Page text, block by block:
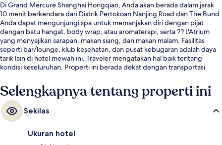
Di Grand Mercure Shanghai Hongqiao, Anda akan berada dalam jarak
10 menit berkendara dari Distrik Pertokoan Nanjing Road dan The Bund.
Anda dapat mengunjungi spa untuk memanjakan diri dengan pijat
dengan batu hangat, body wrap, atau aromaterapi, serta ?? L'Atrium
yang menyajikan sarapan, makan siang, dan makan malam. Fasilitas
seperti bar/lounge, klub kesehatan, dan pusat kebugaran adalah daya
tarik lain di hotel mewah ini. Traveler mengatakan hal baik tentang
kondisi keseluruhan. Properti ini berada dekat dengan transportasi
Rugby berjarak 9 menit.
Selengkapnya tentang properti ini
Sekilas
Ukuran hotel